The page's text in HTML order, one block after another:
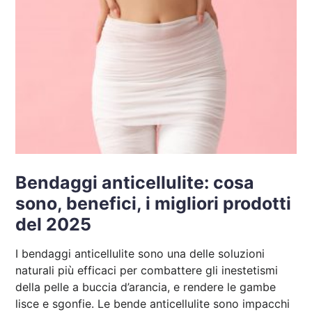
Bendaggi anticellulite: cosa
sono, benefici, i migliori prodotti
del 2025
I bendaggi anticellulite sono una delle soluzioni
naturali più efficaci per combattere gli inestetismi
della pelle a buccia d’arancia, e rendere le gambe
lisce e sgonfie. Le bende anticellulite sono impacchi